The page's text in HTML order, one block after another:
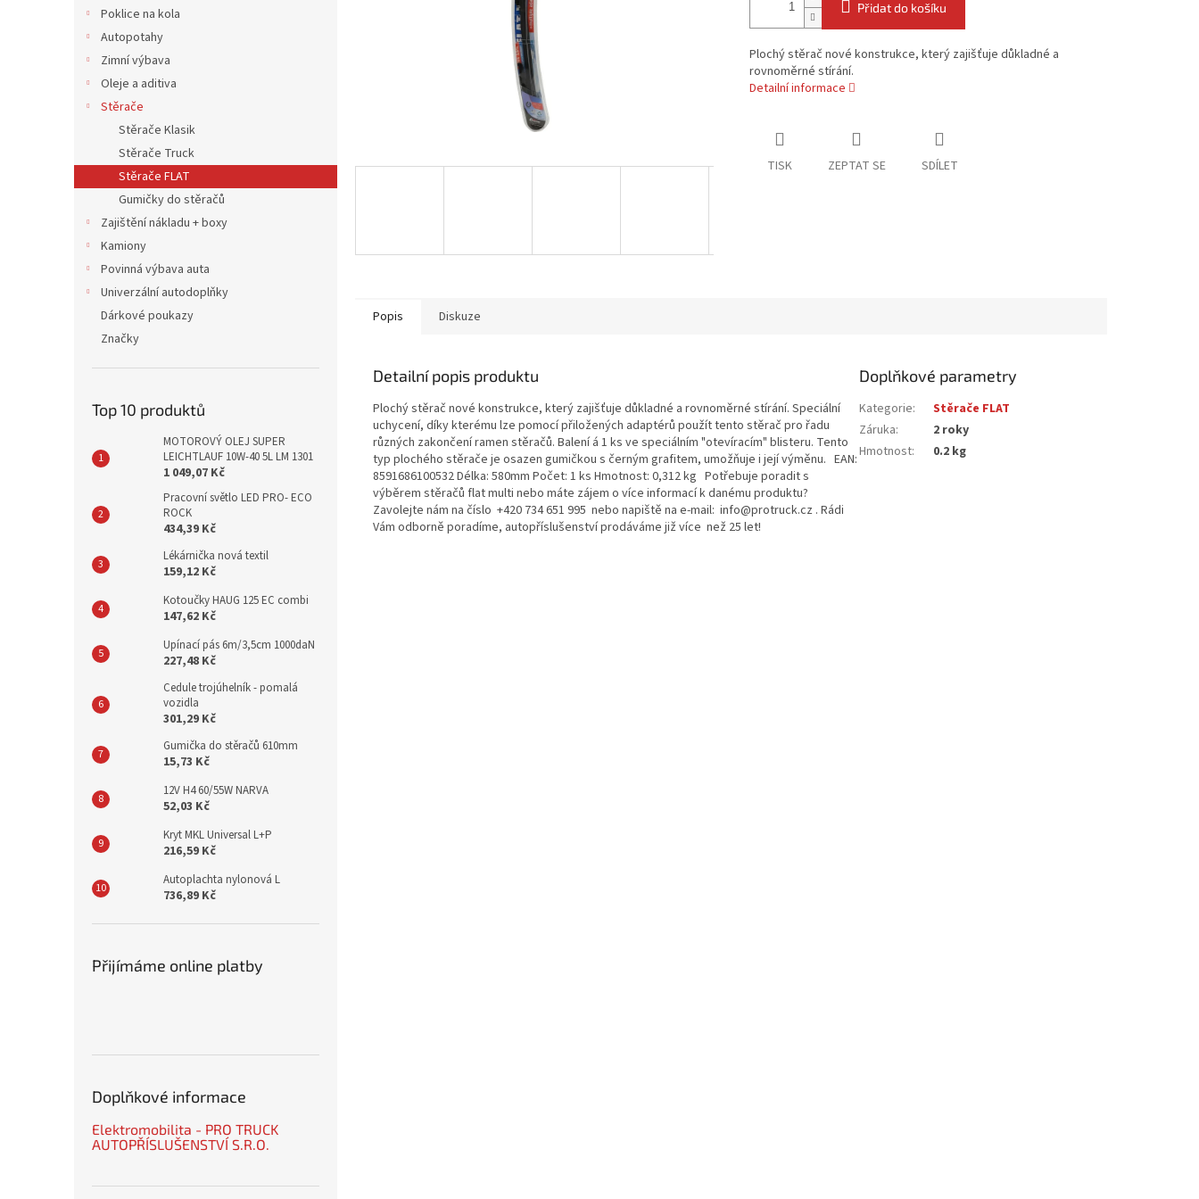
Poklice na kola
Autopotahy
Zimní výbava
Oleje a aditiva
Stěrače
Stěrače Klasik
Stěrače Truck
Stěrače FLAT
Gumičky do stěračů
Zajištění nákladu + boxy
Kamiony
Povinná výbava auta
Univerzální autodoplňky
Dárkové poukazy
Značky
Top 10 produktů
MOTOROVÝ OLEJ SUPER
LEICHTLAUF 10W-40 5L LM 1301
1 049,07 Kč
Pracovní světlo LED PRO- ECO
ROCK
434,39 Kč
Lékárnička nová textil
159,12 Kč
Kotoučky HAUG 125 EC combi
147,62 Kč
Upínací pás 6m/3,5cm 1000daN
227,48 Kč
Cedule trojúhelník - pomalá
vozidla
301,29 Kč
Gumička do stěračů 610mm
15,73 Kč
12V H4 60/55W NARVA
52,03 Kč
Kryt MKL Universal L+P
216,59 Kč
Autoplachta nylonová L
736,89 Kč
Přijímáme online platby
Doplňkové informace
Elektromobilita - PRO TRUCK
AUTOPŘÍSLUŠENSTVÍ S.R.O.
Přidat do košíku
Plochý stěrač nové konstrukce, který zajišťuje důkladné a
rovnoměrné stírání.
Detailní informace
TISK ZEPTAT SE SDÍLET
Popis Diskuze
Detailní popis produktu
Plochý stěrač nové konstrukce, který zajišťuje důkladné a rovnoměrné stírání. Speciální
uchycení, díky kterému lze pomocí přiložených adaptérů použít tento stěrač pro řadu
různých zakončení ramen stěračů. Balení á 1 ks ve speciálním "otevíracím" blisteru. Tento
typ plochého stěrače je osazen gumičkou s černým grafitem, umožňuje i její výměnu. EAN:
8591686100532 Délka: 580mm Počet: 1 ks Hmotnost: 0,312 kg Potřebuje poradit s
výběrem stěračů flat multi nebo máte zájem o více informací k danému produktu?
Zavolejte nám na číslo +420 734 651 995 nebo napiště na e-mail: info@protruck.cz . Rádi
Vám odborně poradíme, autopříslušenství prodáváme již více než 25 let!
Doplňkové parametry
Kategorie:
Stěrače FLAT
Záruka:
2 roky
Hmotnost: 0.2 kg